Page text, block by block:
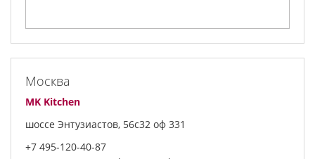
Москва
MK Kitchen
шоссе Энтузиастов, 56с32 оф 331
+7 495-120-40-87